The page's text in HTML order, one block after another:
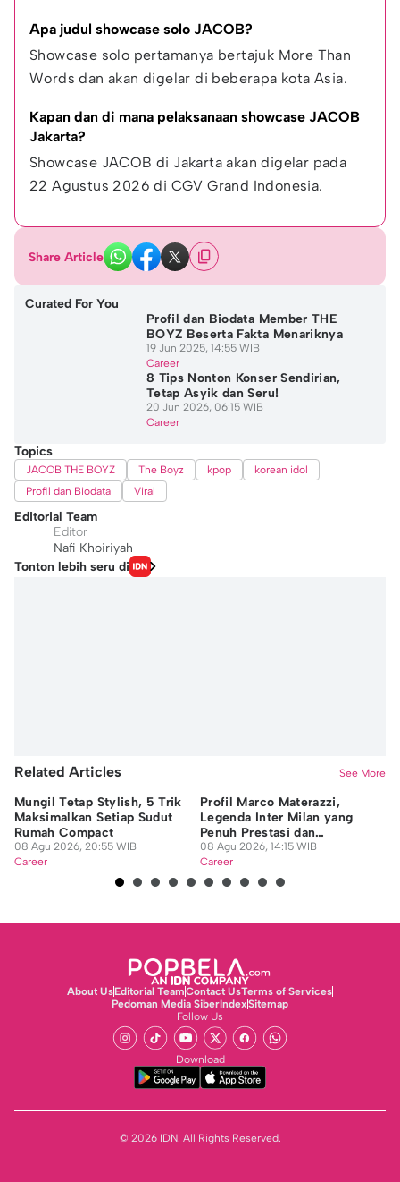
Apa judul showcase solo JACOB?
Showcase solo pertamanya bertajuk More Than
Words dan akan digelar di beberapa kota Asia.
Kapan dan di mana pelaksanaan showcase JACOB
Jakarta?
Showcase JACOB di Jakarta akan digelar pada
22 Agustus 2026 di CGV Grand Indonesia.
Share Article
Curated For You
Profil dan Biodata Member THE
BOYZ Beserta Fakta Menariknya
19 Jun 2025, 14:55 WIB
Career
8 Tips Nonton Konser Sendirian,
Tetap Asyik dan Seru!
20 Jun 2026, 06:15 WIB
Career
Topics
JACOB THE BOYZ The Boyz kpop
korean idol
Profil dan Biodata
Viral
Editorial Team
Editor
Nafi Khoiriyah
Tonton lebih seru di
Related Articles See More
Mungil Tetap Stylish, 5 Trik
Maksimalkan Setiap Sudut
Rumah Compact
08 Agu 2026, 20:55 WIB
Career
Profil Marco Materazzi,
Legenda Inter Milan yang
Penuh Prestasi dan
Kontroversi
08 Agu 2026, 14:15 WIB
Career
About UsEditorial TeamContact UsTerms of Services
Pedoman Media SiberIndexSitemap
Follow Us
Download
© 2026 IDN. All Rights Reserved.